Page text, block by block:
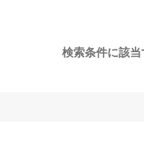
検索条件に該